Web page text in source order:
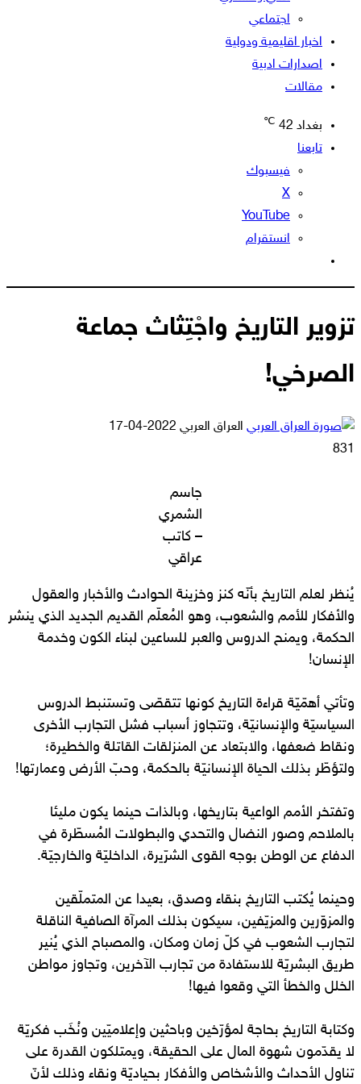
اجتماعي
اخبار اقليمية ودولية
اصدارات ادبية
مقالات
بغداد 42
℃
تابعنا
فيسبوك
‫X
‫YouTube
انستقرام
المظلم
تزوير التاريخ واجْتِثاث جماعة
الصرخي!
العراق العربي أرسل
2022-04-17
831
جاسم
الشمري
– كاتب
عراقي
يُنظر لعلم التاريخ بأنّه كنز وخزينة الحوادث والأخبار والعقول
والأفكار للأمم والشعوب، وهو المُعلّم القديم الجديد الذي ينشر
الحكمة، ويمنح الدروس والعبر للساعين لبناء الكون وخدمة
الإنسان!
وتأتي أهمّيّة قراءة التاريخ كونها تتقصّى وتستنبط الدروس
السياسيّة والإنسانيّة، وتتجاوز أسباب فشل التجارب الأخرى
ونقاط ضعفها، والابتعاد عن المنزلقات القاتلة والخطيرة؛
ولتؤطّر بذلك الحياة الإنسانيّة بالحكمة، وحبّ الأرض وعمارتها!
وتفتخر الأمم الواعية بتاريخها، وبالذات حينما يكون مليئا
بالملاحم وصور النضال والتحدي والبطولات المُسطّرة في
الدفاع عن الوطن بوجه القوى الشرّيرة، الداخليّة والخارجيّة.
وحينما يُكتب ‌التاريخ بنقاء وصدق، بعيدا عن المتملّقين
والمزوّرين والمزيّفين، سيكون بذلك المرآة الصافية الناقلة
لتجارب الشعوب في كلّ زمان ومكان، والمصباح الذي يُنير
طريق البشريّة للاستفادة من تجارب الآخرين، وتجاوز مواطن
الخلل والخطأ التي وقعوا فيها!
وكتابة التاريخ بحاجة لمؤرّخين وباحثين وإعلاميّين ونُخَب فكريّة
لا يقدّمون شهوة المال على الحقيقة، ويمتلكون القدرة على
تناول الأحداث والأشخاص والأفكار بحياديّة ونقاء وذلك لأنّ